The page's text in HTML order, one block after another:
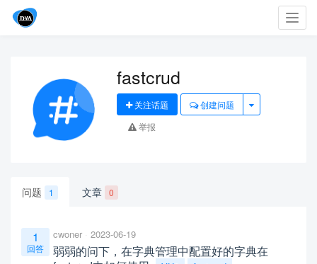
fastcrud
关注话题
创建问题
举报
问题 1 文章 0
1
回答
cwoner 2023-06-19
弱弱的问下，在字典管理中配置好的字典在